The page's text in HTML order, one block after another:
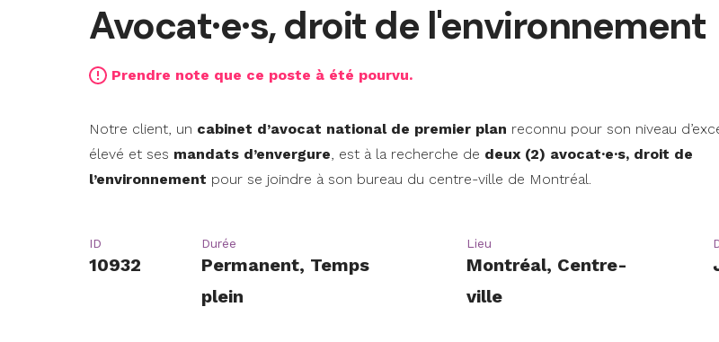
Avocat·e·s, droit de l'environnement
Prendre note que ce poste à été pourvu.
Notre client, un cabinet d’avocat national de premier plan reconnu pour son niveau
élevé et ses mandats d’envergure, est à la recherche de deux (2) avocat·e·s, droit de
l’environnement pour se joindre à son bureau du centre-ville de Montréal.
ID
10932
Durée
Permanent, Temps
plein
Lieu
Montréal, Centre-
ville